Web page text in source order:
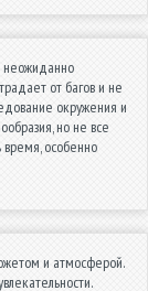
неожиданно
от багов и не
окружения и
но не все
особенно
и атмосферой.